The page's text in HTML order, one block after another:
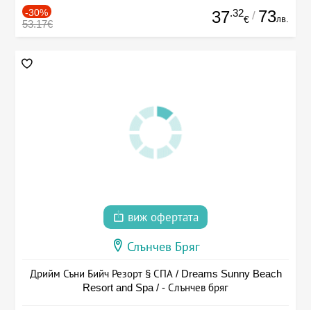
-30%
53.17€ 37.32
€ / 73лв.
виж офертата
Слънчев Бряг
Дрийм Съни Бийч Резорт § СПА / Dreams Sunny Beach
Resort and Spa / - Слънчев бряг